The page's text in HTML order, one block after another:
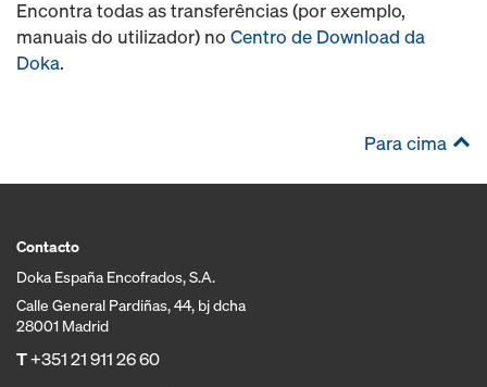
Encontra todas as transferências (por exemplo,
manuais do utilizador) no Centro de Download da
Doka.
Para cima
Contacto
Doka España Encofrados, S.A.
Calle General Pardiñas, 44, bj dcha
28001 Madrid
T+351 21 911 26 60